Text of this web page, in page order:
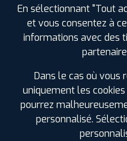
PROFIL PLUS
0387529292
HORAIRES +D'INFOS
4
LES
En sélectionnant "Tout
et vous consentez à
informations avec des
Dans le cas où vous
uniquement les
pourrez
personnalisé.